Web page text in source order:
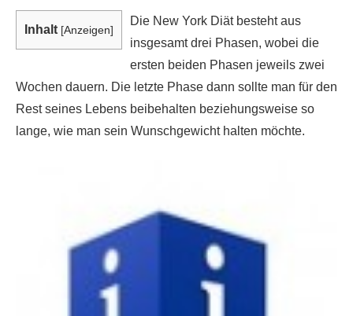
Inhalt [Anzeigen]
Die New York Diät besteht aus
insgesamt drei Phasen, wobei die
ersten beiden Phasen jeweils zwei
Wochen dauern. Die letzte Phase dann sollte man für den
Rest seines Lebens beibehalten beziehungsweise so
lange, wie man sein Wunschgewicht halten möchte.